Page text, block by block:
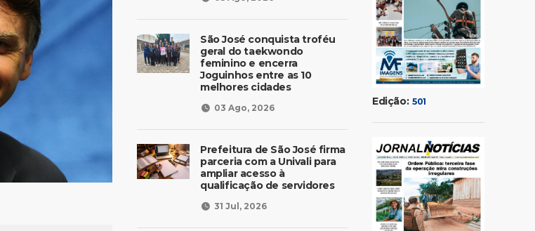
São José conquista troféu
geral do taekwondo
feminino e encerra
Joguinhos entre as 10
melhores cidades
03 Ago, 2026
Prefeitura de São José firma
parceria com a Univali para
ampliar acesso à
qualificação de servidores
31 Jul, 2026
Edição: 501